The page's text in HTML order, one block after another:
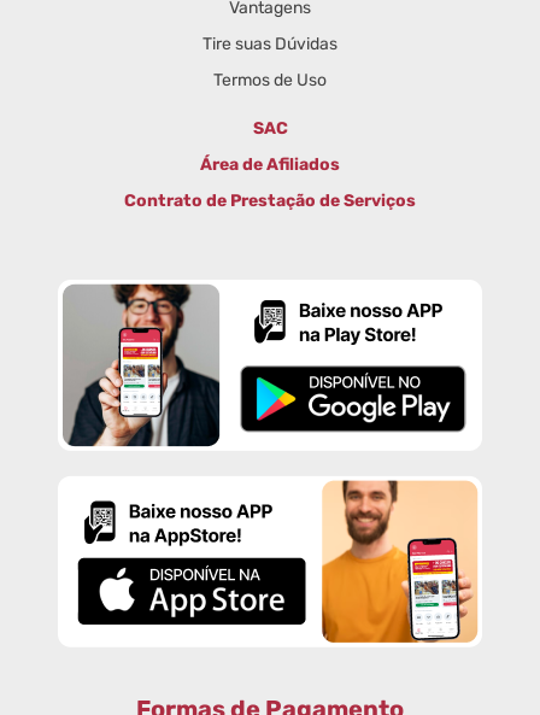
Vantagens
Tire suas Dúvidas
Termos de Uso
SAC
Área de Afiliados
Contrato de Prestação de Serviços
Formas de Pagamento